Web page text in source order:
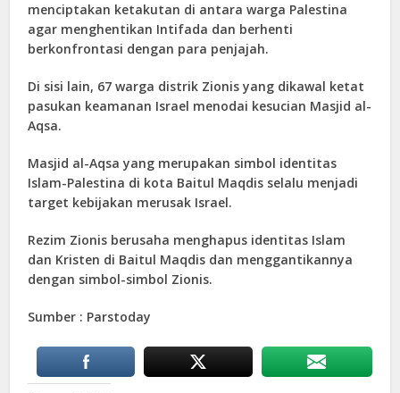
menciptakan ketakutan di antara warga Palestina
agar menghentikan Intifada dan berhenti
berkonfrontasi dengan para penjajah.
Di sisi lain, 67 warga distrik Zionis yang dikawal ketat
pasukan keamanan Israel menodai kesucian Masjid al-
Aqsa.
Masjid al-Aqsa yang merupakan simbol identitas
Islam-Palestina di kota Baitul Maqdis selalu menjadi
target kebijakan merusak Israel.
Rezim Zionis berusaha menghapus identitas Islam
dan Kristen di Baitul Maqdis dan menggantikannya
dengan simbol-simbol Zionis.
Sumber : Parstoday